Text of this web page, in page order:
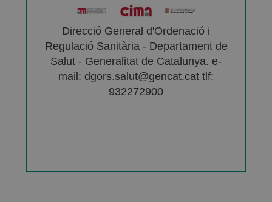
Direcció General d'Ordenació i
Regulació Sanitària - Departament de
Salut - Generalitat de Catalunya. e-
mail: dgors.salut@gencat.cat tlf:
932272900